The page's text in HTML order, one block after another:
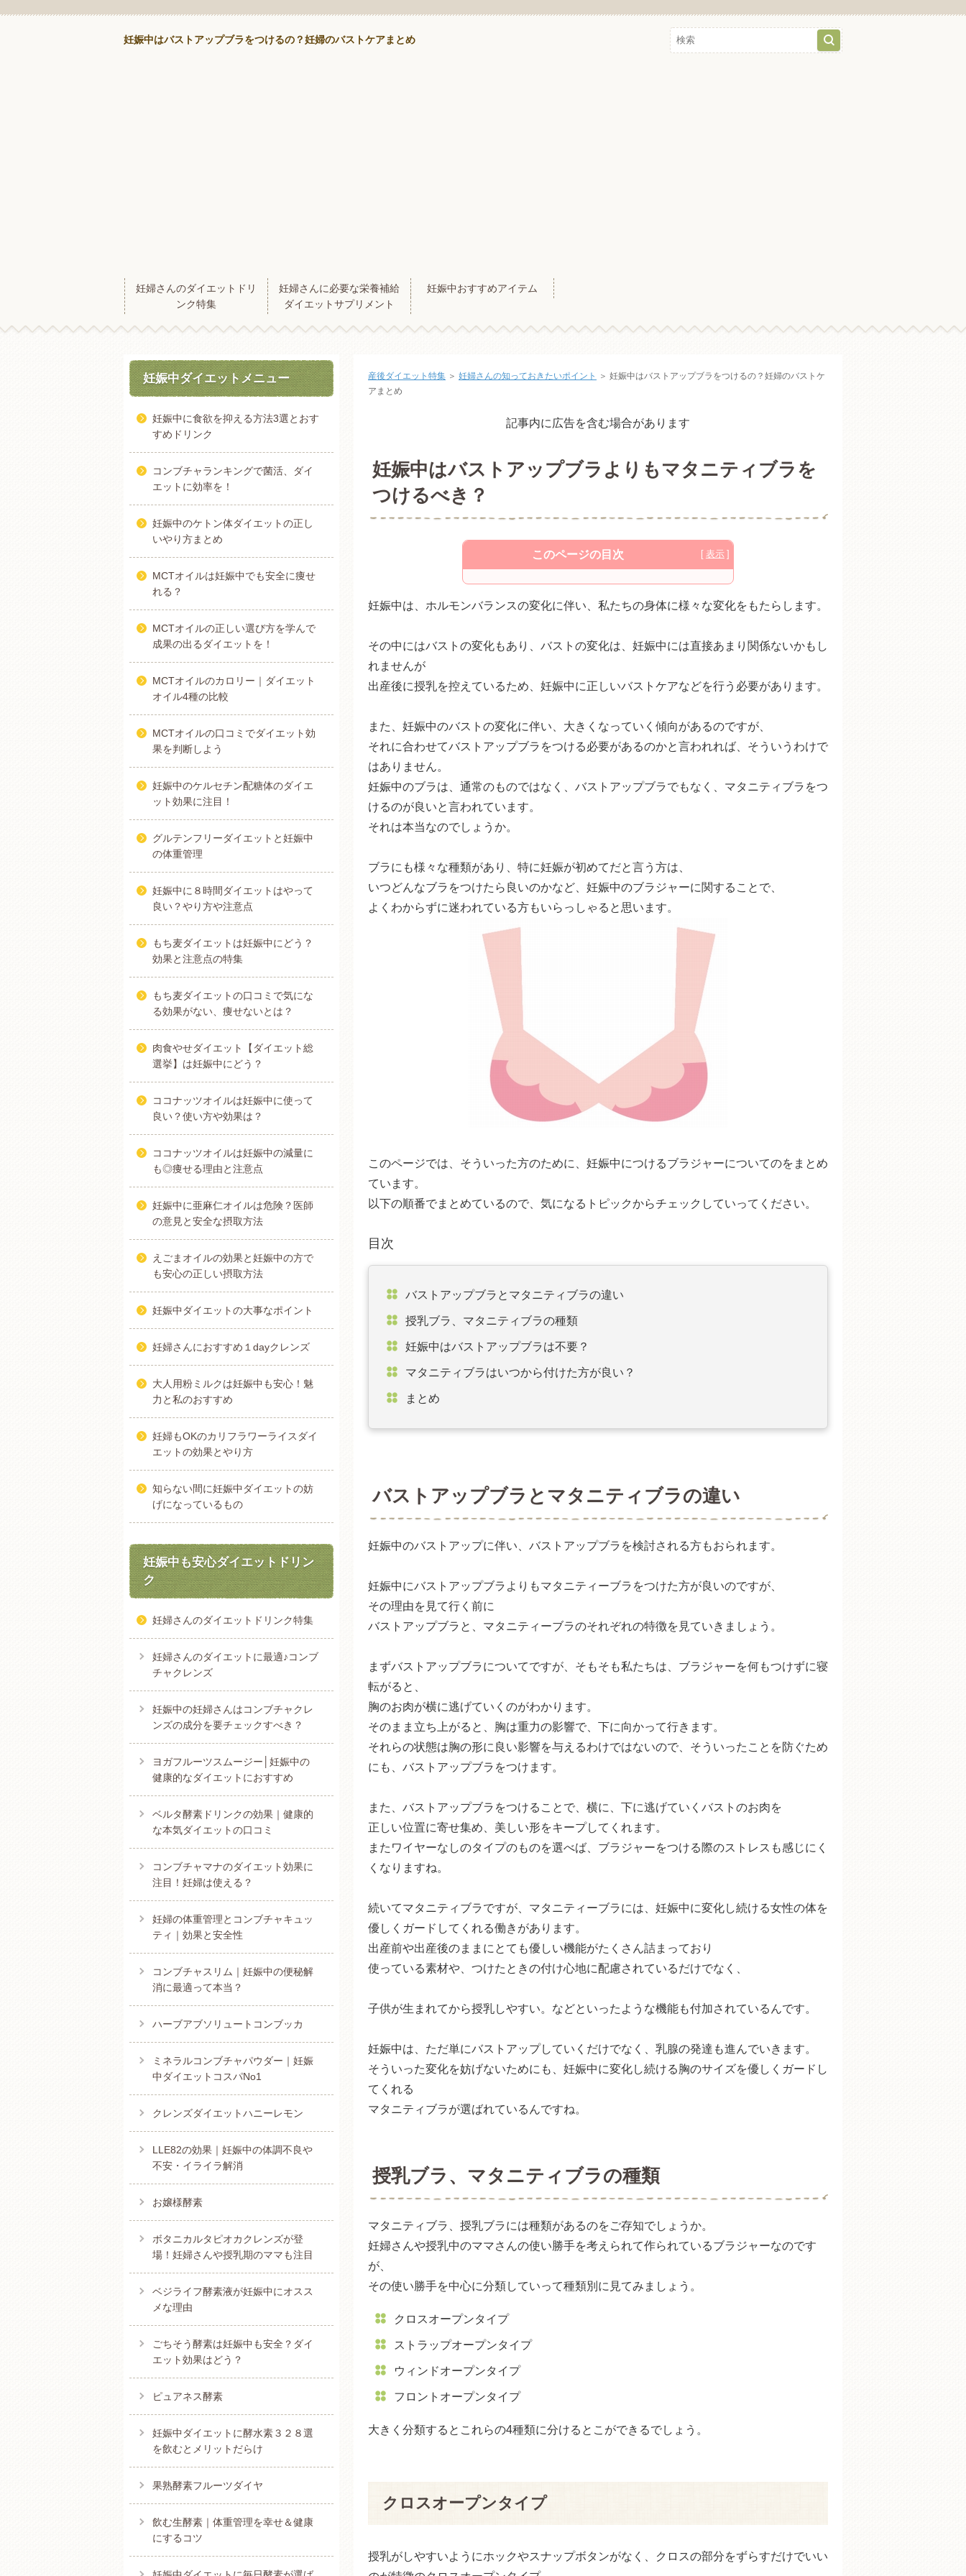
妊娠中はバストアップブラをつけるの？妊婦のバストケアまとめ
妊婦さんのダイエットドリ
ンク特集
妊婦さんに必要な栄養補給
ダイエットサプリメント
妊娠中おすすめアイテム
産後ダイエット特集 ＞ 妊婦さんの知っておきたいポイント ＞ 妊娠中はバストアップブラをつけるの？妊婦のバストケ
アまとめ
記事内に広告を含む場合があります
妊娠中はバストアップブラよりもマタニティブラを
つけるべき？
このページの目次
クロスオープンタイプ
フロントオープンタイプ
マタニティブラはいつから付けた方が良い？
妊娠中は、ホルモンバランスの変化に伴い、私たちの身体に様々な変化をもたらします。
その中にはバストの変化もあり、バストの変化は、妊娠中には直接あまり関係ないかもし
れませんが
出産後に授乳を控えているため、妊娠中に正しいバストケアなどを行う必要があります。
また、妊娠中のバストの変化に伴い、大きくなっていく傾向があるのですが、
それに合わせてバストアップブラをつける必要があるのかと言われれば、そういうわけで
はありません。
妊娠中のブラは、通常のものではなく、バストアップブラでもなく、マタニティブラをつ
けるのが良いと言われています。
それは本当なのでしょうか。
ブラにも様々な種類があり、特に妊娠が初めてだと言う方は、
いつどんなブラをつけたら良いのかなど、妊娠中のブラジャーに関することで、
よくわからずに迷われている方もいらっしゃると思います。
このページでは、そういった方のために、妊娠中につけるブラジャーについてのをまとめ
ています。
以下の順番でまとめているので、気になるトピックからチェックしていってください。
目次
バストアップブラとマタニティブラの違い
授乳ブラ、マタニティブラの種類
妊娠中はバストアップブラは不要？
マタニティブラはいつから付けた方が良い？
まとめ
バストアップブラとマタニティブラの違い
妊娠中のバストアップに伴い、バストアップブラを検討される方もおられます。
妊娠中にバストアップブラよりもマタニティーブラをつけた方が良いのですが、
その理由を見て行く前に
バストアップブラと、マタニティーブラのそれぞれの特徴を見ていきましょう。
まずバストアップブラについてですが、そもそも私たちは、ブラジャーを何もつけずに寝
転がると、
胸のお肉が横に逃げていくのがわかります。
そのまま立ち上がると、胸は重力の影響で、下に向かって行きます。
それらの状態は胸の形に良い影響を与えるわけではないので、そういったことを防ぐため
にも、バストアップブラをつけます。
また、バストアップブラをつけることで、横に、下に逃げていくバストのお肉を
正しい位置に寄せ集め、美しい形をキープしてくれます。
またワイヤーなしのタイプのものを選べば、ブラジャーをつける際のストレスも感じにく
くなりますね。
続いてマタニティブラですが、マタニティーブラには、妊娠中に変化し続ける女性の体を
優しくガードしてくれる働きがあります。
出産前や出産後のままにとても優しい機能がたくさん詰まっており
使っている素材や、つけたときの付け心地に配慮されているだけでなく、
子供が生まれてから授乳しやすい。などといったような機能も付加されているんです。
妊娠中は、ただ単にバストアップしていくだけでなく、乳腺の発達も進んでいきます。
そういった変化を妨げないためにも、妊娠中に変化し続ける胸のサイズを優しくガードし
てくれる
マタニティブラが選ばれているんですね。
授乳ブラ、マタニティブラの種類
マタニティブラ、授乳ブラには種類があるのをご存知でしょうか。
妊婦さんや授乳中のママさんの使い勝手を考えられて作られているブラジャーなのです
が、
その使い勝手を中心に分類していって種類別に見てみましょう。
クロスオープンタイプ
ストラップオープンタイプ
ウィンドオープンタイプ
フロントオープンタイプ
大きく分類するとこれらの4種類に分けるとこができるでしょう。
クロスオープンタイプ
授乳がしやすいようにホックやスナップボタンがなく、クロスの部分をずらすだけでいい
妊娠中ダイエットメニュー
妊娠中に食欲を抑える方法3選とおす
すめドリンク
コンブチャランキングで菌活、ダイ
エットに効率を！
妊娠中のケトン体ダイエットの正し
いやり方まとめ
MCTオイルは妊娠中でも安全に痩せ
れる？
MCTオイルの正しい選び方を学んで
成果の出るダイエットを！
MCTオイルのカロリー｜ダイエット
オイル4種の比較
MCTオイルの口コミでダイエット効
果を判断しよう
妊娠中のケルセチン配糖体のダイエ
ット効果に注目！
グルテンフリーダイエットと妊娠中
の体重管理
妊娠中に８時間ダイエットはやって
良い？やり方や注意点
もち麦ダイエットは妊娠中にどう？
効果と注意点の特集
もち麦ダイエットの口コミで気にな
る効果がない、痩せないとは？
肉食やせダイエット【ダイエット総
選挙】は妊娠中にどう？
ココナッツオイルは妊娠中に使って
良い？使い方や効果は？
ココナッツオイルは妊娠中の減量に
も◎痩せる理由と注意点
妊娠中に亜麻仁オイルは危険？医師
の意見と安全な摂取方法
えごまオイルの効果と妊娠中の方で
も安心の正しい摂取方法
妊娠中ダイエットの大事なポイント
妊婦さんにおすすめ１dayクレンズ
大人用粉ミルクは妊娠中も安心！魅
力と私のおすすめ
妊婦もOKのカリフラワーライスダイ
エットの効果とやり方
知らない間に妊娠中ダイエットの妨
げになっているもの
妊娠中も安心ダイエットドリン
ク
妊婦さんのダイエットドリンク特集
妊婦さんのダイエットに最適♪コンブ
チャクレンズ
妊娠中の妊婦さんはコンブチャクレ
ンズの成分を要チェックすべき？
ヨガフルーツスムージー│妊娠中の
健康的なダイエットにおすすめ
ベルタ酵素ドリンクの効果｜健康的
な本気ダイエットの口コミ
コンブチャマナのダイエット効果に
注目！妊婦は使える？
妊婦の体重管理とコンブチャキュッ
ティ｜効果と安全性
コンブチャスリム｜妊娠中の便秘解
消に最適って本当？
ハーブアブソリュートコンブッカ
ミネラルコンブチャパウダー｜妊娠
中ダイエットコスパNo1
クレンズダイエットハニーレモン
LLE82の効果｜妊娠中の体調不良や
不安・イライラ解消
お嬢様酵素
ボタニカルタピオカクレンズが登
場！妊婦さんや授乳期のママも注目
ベジライフ酵素液が妊娠中にオスス
メな理由
ごちそう酵素は妊娠中も安全？ダイ
エット効果はどう？
ピュアネス酵素
妊娠中ダイエットに酵水素３２８選
を飲むとメリットだらけ
果熟酵素フルーツダイヤ
飲む生酵素｜体重管理を幸せ＆健康
にするコツ